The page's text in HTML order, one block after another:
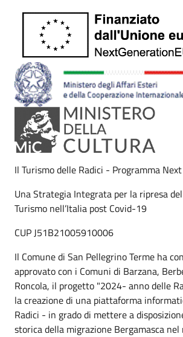
Il Turismo delle Radici - Programma
Una Strategia Integrata per la ripresa
Turismo nell’Italia post Covid-19
CUP J51B21005910006
Il Comune di San Pellegrino Terme ha
approvato con i Comuni di Barzana,
Roncola, il progetto "2024- anno delle
la creazione di una piattaforma
Radici - in grado di mettere a
storica della migrazione Bergamasca nel